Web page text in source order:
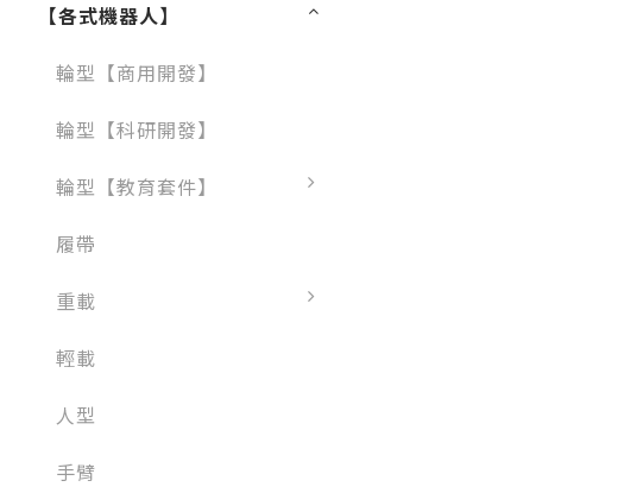
【各式機器人】
輪型【商用開發】
輪型【科研開發】
輪型【教育套件】
履帶
重載
輕載
人型
手臂